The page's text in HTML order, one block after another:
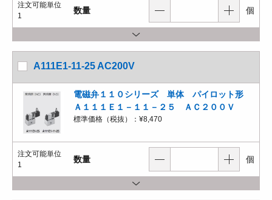
注文可能単位
1
数量 個
A111E1-11-25 AC200V
電磁弁１１０シリーズ 単体 パイロット形
Ａ１１１Ｅ１－１１－２５ ＡＣ２００Ｖ
標準価格（税抜）： ¥8,470
注文可能単位
1
数量 個